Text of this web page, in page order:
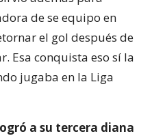
de se equipo en
el gol después de
Esa conquista eso sí la
jugaba en la Liga
a su tercera diana